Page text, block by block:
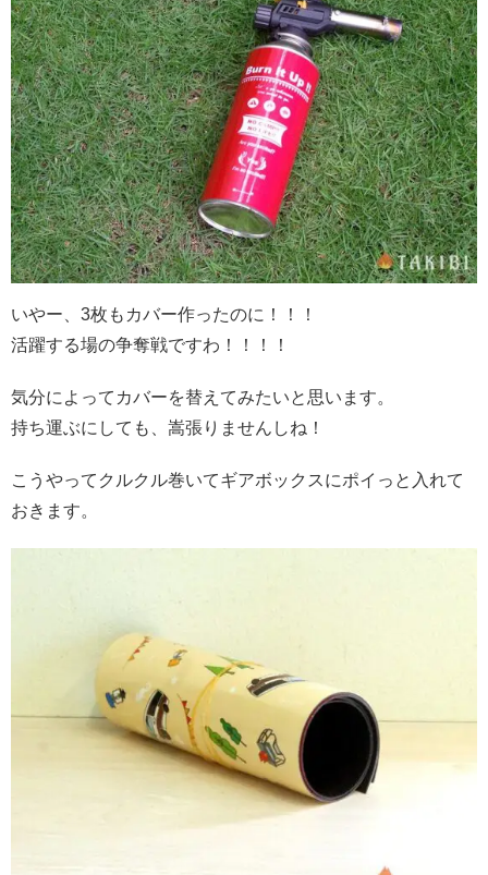
いやー、3枚もカバー作ったのに！！！
活躍する場の争奪戦ですわ！！！！
気分によってカバーを替えてみたいと思います。
持ち運ぶにしても、嵩張りませんしね！
こうやってクルクル巻いてギアボックスにポイっと入れて
おきます。